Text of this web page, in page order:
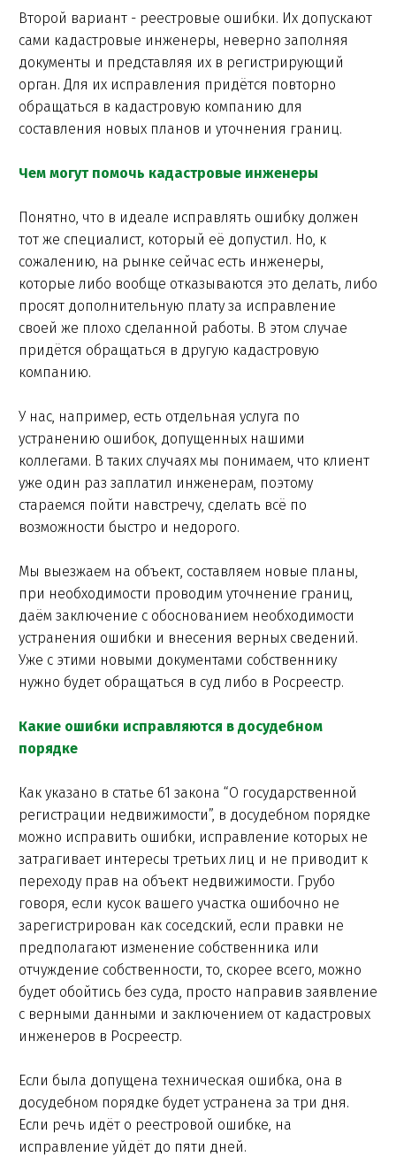
Второй вариант - реестровые ошибки. Их допускают
сами кадастровые инженеры, неверно заполняя
документы и представляя их в регистрирующий
орган. Для их исправления придётся повторно
обращаться в кадастровую компанию для
составления новых планов и уточнения границ.
Чем могут помочь кадастровые инженеры
Понятно, что в идеале исправлять ошибку должен
тот же специалист, который её допустил. Но, к
сожалению, на рынке сейчас есть инженеры,
которые либо вообще отказываются это делать, либо
просят дополнительную плату за исправление
своей же плохо сделанной работы. В этом случае
придётся обращаться в другую кадастровую
компанию.
У нас, например, есть отдельная услуга по
устранению ошибок, допущенных нашими
коллегами. В таких случаях мы понимаем, что клиент
уже один раз заплатил инженерам, поэтому
стараемся пойти навстречу, сделать всё по
возможности быстро и недорого.
Мы выезжаем на объект, составляем новые планы,
при необходимости проводим уточнение границ,
даём заключение с обоснованием необходимости
устранения ошибки и внесения верных сведений.
Уже с этими новыми документами собственнику
нужно будет обращаться в суд либо в Росреестр.
Какие ошибки исправляются в досудебном
порядке
Как указано в статье 61 закона “О государственной
регистрации недвижимости”, в досудебном порядке
можно исправить ошибки, исправление которых не
затрагивает интересы третьих лиц и не приводит к
переходу прав на объект недвижимости. Грубо
говоря, если кусок вашего участка ошибочно не
зарегистрирован как соседский, если правки не
предполагают изменение собственника или
отчуждение собственности, то, скорее всего, можно
будет обойтись без суда, просто направив заявление
с верными данными и заключением от кадастровых
инженеров в Росреестр.
Если была допущена техническая ошибка, она в
досудебном порядке будет устранена за три дня.
Если речь идёт о реестровой ошибке, на
исправление уйдёт до пяти дней.